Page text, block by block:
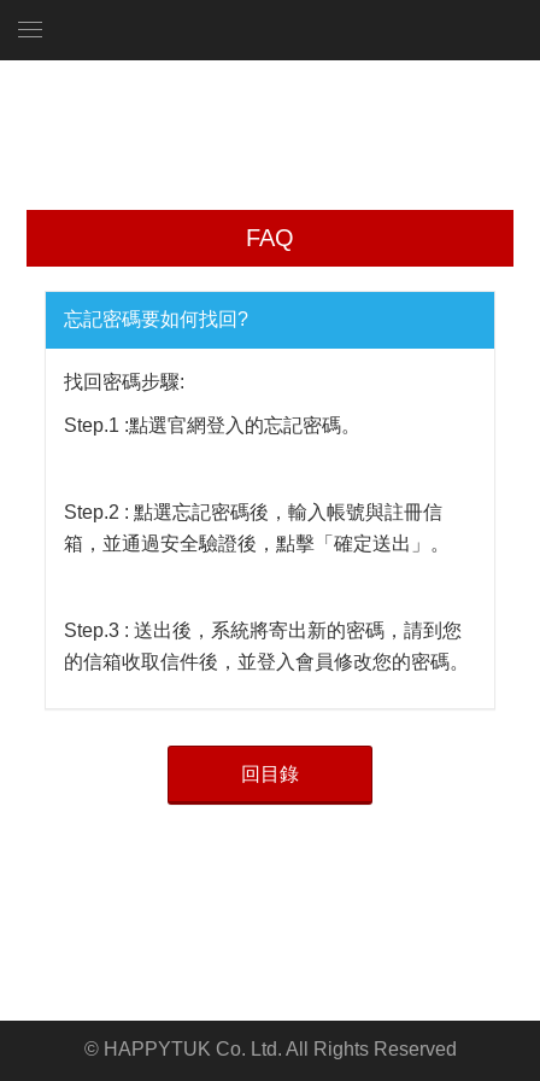
FAQ
忘記密碼要如何找回?
找回密碼步驟:
Step.1 :點選官網登入的忘記密碼。
Step.2 : 點選忘記密碼後，輸入帳號與註冊信
箱，並通過安全驗證後，點擊「確定送出」。
Step.3 : 送出後，系統將寄出新的密碼，請到您
的信箱收取信件後，並登入會員修改您的密碼。
回目錄
© HAPPYTUK Co. Ltd. All Rights Reserved